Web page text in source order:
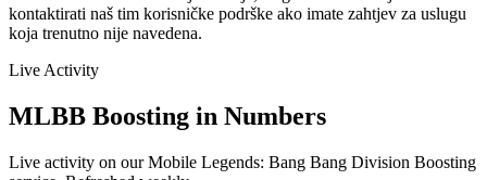
kontaktirati naš tim korisničke podrške ako imate zahtjev za uslugu
koja trenutno nije navedena.
Live Activity
MLBB Boosting in Numbers
Live activity on our Mobile Legends: Bang Bang Division Boosting